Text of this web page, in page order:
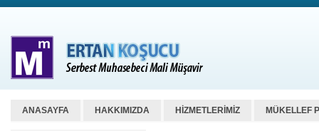
ANASAYFA HAKKIMIZDA HİZMETLERİMİZ MÜKELLEF